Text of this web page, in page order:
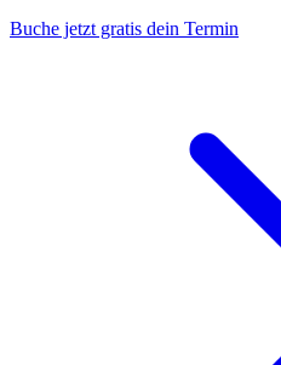
Buche jetzt gratis dein Termin